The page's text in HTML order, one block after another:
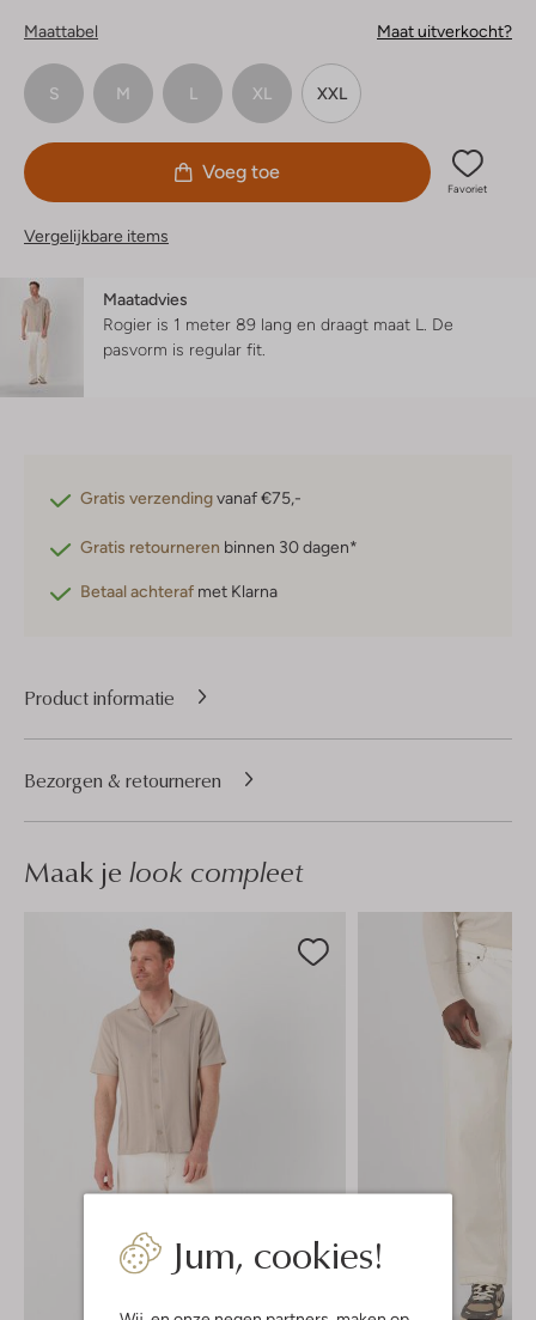
Jum, cookies!
Maattabel Maat uitverkocht?
S M L XL XXL
Voeg toe
Favoriet
Vergelijkbare items
Maatadvies
Rogier is 1 meter 89 lang en draagt maat L. De
pasvorm is regular fit
Gratis verzendingvanaf €75,-
Gratis retourneren binnen 30 dagen*
Betaal achteraf met Klarna
Product informatie
Bezorgen & retourneren
Maak je look compleet